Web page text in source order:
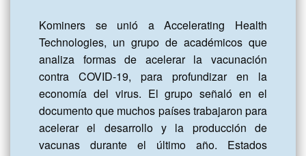
Kominers se unió a Accelerating Health
Technologies, un grupo de académicos que
analiza formas de acelerar la vacunación
contra COVID-19, para profundizar en la
economía del virus. El grupo señaló en el
documento que muchos países trabajaron para
acelerar el desarrollo y la producción de
vacunas durante el último año. Estados